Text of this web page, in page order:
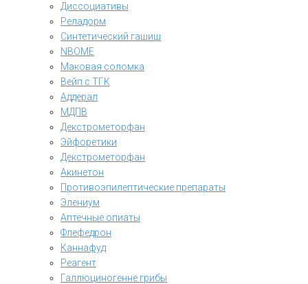
Диссоциативы
Реладорм
Синтетический гашиш
NBOME
Маковая соломка
Вейп с ТГК
Аддерал
МДПВ
Декстрометорфан
Эйфоретики
Декстрометорфан
Акинетон
Противоэпилептические препараты
Элениум
Аптечные опиаты
Флефедрон
Каннафуд
Реагент
Галлюциногенне грибы